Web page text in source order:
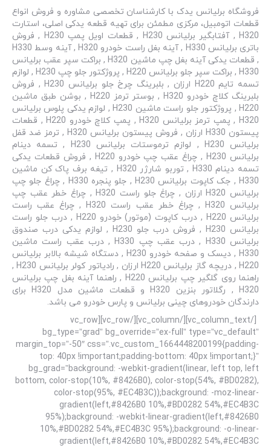
فروشگاه برلیانس یدک با کارشناسان تخصصی مشاوره و فروش انواع
قطعات اتومبیل، مرکزی مطمئن برای تهیه قطعه یدکی اصلی، استارت
H320 , آفتابگیر برلیانس H230 , قطعات اویل پمپ H230 , فروش
باتری برلیانس H330 , آینه بغل راست خودرو H320 , آینه وسط H330
, قطعات یدکی آینه بغل چپ ماشین H320 , براکت سپر عقب برلیانس
H330 , براکت سپر جلو برلیانس H220 , پروژکتور جلو چپ H230 , لوازم
تسمه تایم H220 ارزان , بلبرینگ چرخ جلو برلیانس H230 , فروش
بلبرینگ کلاچ خودرو H320 , بوستر ترمز H220 , بوشن طبق ماشین
H220 , پروژکتور جلو راست ماشین H230 , لوازم یدکی پلوس برلیانس
H320 , پمپ ترمز برلیانس H320 , پمپ کلاچ خودرو H220 , قطعات
پیستون H330 ارزان , فروش پیستون برلیانس H320 , ترمز ضد قفل
برلیانس H230 , لوازم ترموستات برلیانس H230 , تسمه دینام
برلیانس H230 , چراغ عقب چپ خودرو H220 , فروش قطعات یدکی
تسمه دینام H330 , توربو شارژر H320 , تیغه برف پاک کن ماشین
H330 , جک کاپوت برلیانس H230 , جلو پنجره H330 , چراغ جلو چپ
برلیانس H320 ارزان , چراغ جلو راست H320 , چراغ خطر عقب چپ
برلیانس H320 , چراغ خطر عقب راست H320 , چراغ عقب راست
برلیانس H220 , درب کاپوت (موتور) خودرو H220 , درب جلو راست
برلیانس H230 , فروش درب جلو H230 , لوازم یدکی درب صندوق
برلیانس H330 , درب عقب چپ H330 , درب عقب راست ماشین
H330 , دیسک و صفحه خودرو H230 , دستگاه شیشه بالابر برلیانس
H220 , دریچه گاز برلیانس H220 ارزان , رادیاتور کولر برلیانس H230 ,
راهنما روی گلگیر چپ برلیانس H220 , راهنما آینه بغل چپ برلیانس
H320 , رگلاتور بنزین H320 و قطعات ماشین مدل H320 برای
دارندگان خودروهای چینی برلیانس و پارس خودرو می باشد.
[/vc_column_text][/vc_column][/vc_row][vc_row
bg_type=”grad” bg_override=”ex-full” type=”vc_default”
margin_top=”-50″ css=”.vc_custom_1664448200199{padding-
top: 40px !important;padding-bottom: 40px !important;}”
bg_grad=”background: -webkit-gradient(linear, left top, left
bottom, color-stop(10%, #8426B0), color-stop(54%, #BD0282),
color-stop(95%, #EC4B3C));background: -moz-linear-
gradient(left,#8426B0 10%,#BD0282 54%,#EC4B3C
95%);background: -webkit-linear-gradient(left,#8426B0
10%,#BD0282 54%,#EC4B3C 95%);background: -o-linear-
gradient(left,#8426B0 10%,#BD0282 54%,#EC4B3C